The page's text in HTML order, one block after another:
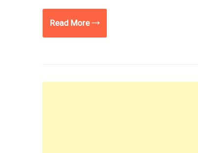
Read More →